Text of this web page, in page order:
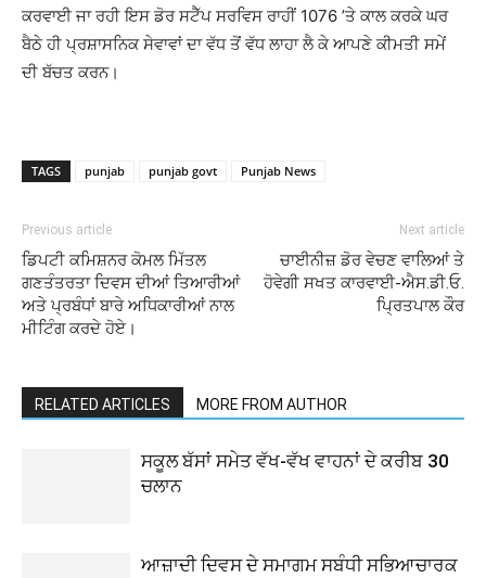
ਕਰਵਾਈ ਜਾ ਰਹੀ ਇਸ ਡੋਰ ਸਟੈੱਪ ਸਰਵਿਸ ਰਾਹੀਂ 1076 ’ਤੇ ਕਾਲ ਕਰਕੇ ਘਰ
ਬੈਠੇ ਹੀ ਪ੍ਰਸ਼ਾਸਨਿਕ ਸੇਵਾਵਾਂ ਦਾ ਵੱਧ ਤੋਂ ਵੱਧ ਲਾਹਾ ਲੈ ਕੇ ਆਪਣੇ ਕੀਮਤੀ ਸਮੇਂ
ਦੀ ਬੱਚਤ ਕਰਨ।
TAGS punjab punjab govt Punjab News
Previous article
ਡਿਪਟੀ ਕਮਿਸ਼ਨਰ ਕੋਮਲ ਮਿੱਤਲ
ਗਣਤੰਤਰਤਾ ਦਿਵਸ ਦੀਆਂ ਤਿਆਰੀਆਂ
ਅਤੇ ਪ੍ਰਬੰਧਾਂ ਬਾਰੇ ਅਧਿਕਾਰੀਆਂ ਨਾਲ
ਮੀਟਿੰਗ ਕਰਦੇ ਹੋਏ।
Next article
ਚਾਈਨੀਜ਼ ਡੋਰ ਵੇਚਣ ਵਾਲਿਆਂ ਤੇ
ਹੋਵੇਗੀ ਸਖਤ ਕਾਰਵਾਈ-ਐਸ.ਡੀ.ਓ.
ਪ੍ਰਿਤਪਾਲ ਕੌਰ
RELATED ARTICLES MORE FROM AUTHOR
ਸਕੂਲ ਬੱਸਾਂ ਸਮੇਤ ਵੱਖ-ਵੱਖ ਵਾਹਨਾਂ ਦੇ ਕਰੀਬ 30
ਚਲਾਨ
ਆਜ਼ਾਦੀ ਦਿਵਸ ਦੇ ਸਮਾਗਮ ਸਬੰਧੀ ਸਭਿਆਚਾਰਕ